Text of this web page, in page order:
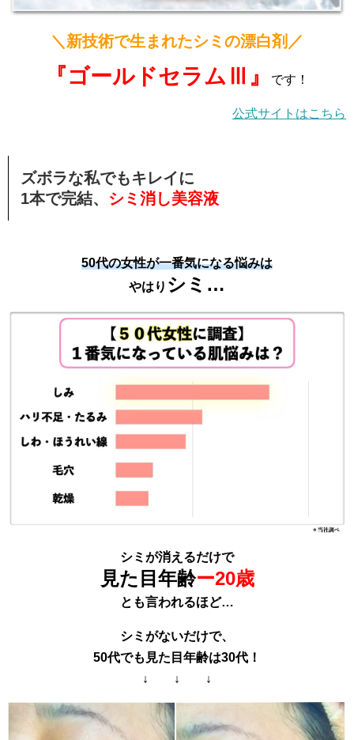
＼新技術で生まれたシミの漂白剤／
『ゴールドセラムⅢ』 です！
公式サイトはこちら
ズボラな私でもキレイに
1本で完結、 シミ消し美容液
50代の女性が一番気になる悩みは
やはり シミ…
シミが消えるだけで
見た目年齢ー20歳
とも言われるほど…
シミがないだけで、
50代でも見た目年齢は30代！
↓ ↓ ↓